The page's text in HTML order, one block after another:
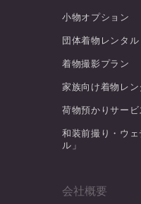
小物オプション
団体着物レンタル
着物撮影プラン
家族向け着物レン
荷物預かりサービ
和装前撮り・ウ
ル」
会社概要